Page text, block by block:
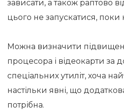
зависати, а також раптово
цього не запускатися, поки
Можна визначити
процесора і відеокарти за
спеціальних утиліт, хоча
настільки явні, що
потрібна.